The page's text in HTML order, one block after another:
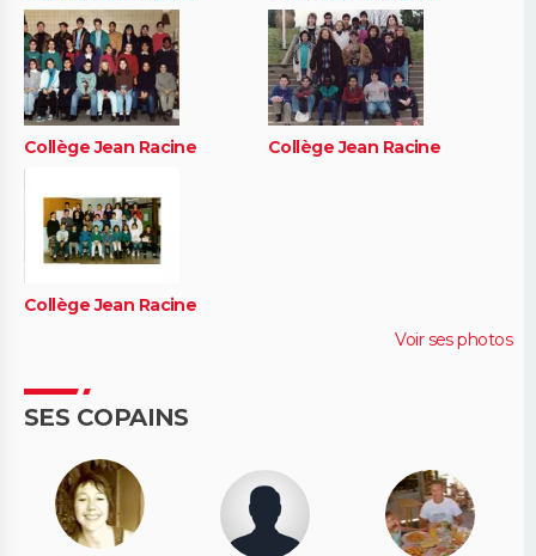
Collège Jean Racine Collège Jean Racine
Collège Jean Racine
Voir ses photos
SES COPAINS